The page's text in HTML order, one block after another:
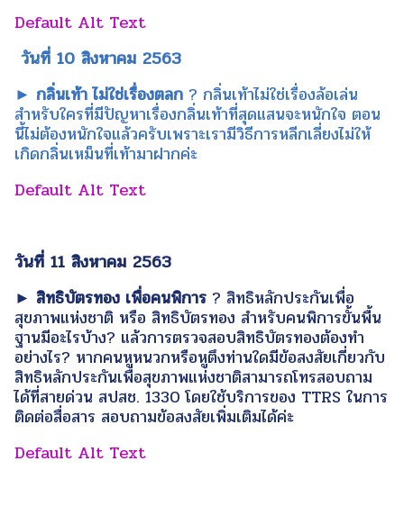
วันที่ 10 สิงหาคม 2563
► กลิ่นเท้า ไม่ใช่เรื่องตลก ? กลิ่นเท้าไม่ใช่เรื่องล้อเล่น
สำหรับใครที่มีปัญหาเรื่องกลิ่นเท้าที่สุดแสนจะหนักใจ ตอน
นี้ไม่ต้องหนักใจแล้วครับเพราะเรามีวิธีการหลีกเลี่ยงไม่ให้
เกิดกลิ่นเหม็นที่เท้ามาฝากค่ะ
วันที่ 11 สิงหาคม 2563
► สิทธิบัตรทอง เพื่อคนพิการ ? สิทธิหลักประกันเพื่อ
สุขภาพแห่งชาติ หรือ สิทธิบัตรทอง สำหรับคนพิการขั้นพื้น
ฐานมีอะไรบ้าง? แล้วการตรวจสอบสิทธิบัตรทองต้องทำ
อย่างไร? หากคนหูหนวกหรือหูตึงท่านใดมีข้อสงสัยเกี่ยวกับ
สิทธิหลักประกันเพื่อสุขภาพแห่งชาติสามารถโทรสอบถาม
ได้ที่สายด่วน สปสช. 1330 โดยใช้บริการของ TTRS ในการ
ติดต่อสื่อสาร สอบถามข้อสงสัยเพิ่มเติมได้ค่ะ